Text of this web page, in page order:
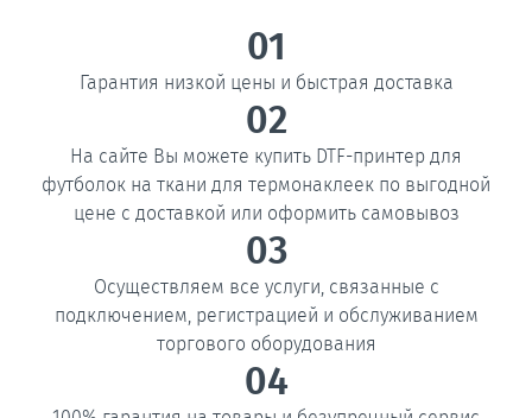
01
Гарантия низкой цены и быстрая доставка
02
На сайте Вы можете купить DTF-принтер для
футболок на ткани для термонаклеек по выгодной
цене с доставкой или оформить самовывоз
03
Осуществляем все услуги, связанные с
подключением, регистрацией и обслуживанием
торгового оборудования
04